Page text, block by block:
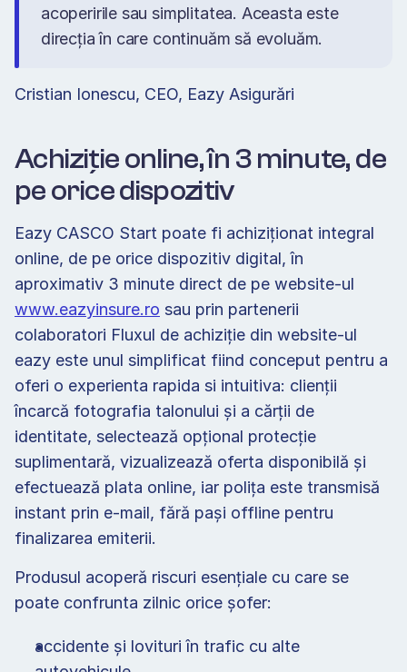
acoperirile sau simplitatea. Aceasta este
direcția în care continuăm să evoluăm.
Cristian Ionescu, CEO, Eazy Asigurări
Achiziție online, în 3 minute, de
pe orice dispozitiv
Eazy CASCO Start poate fi achiziționat integral
online, de pe orice dispozitiv digital, în
www.eazyinsure.ro sau prin partenerii
colaboratori Fluxul de achiziție din website-ul
eazy este unul simplificat fiind conceput pentru a
oferi o experienta rapida si intuitiva: clienții
încarcă fotografia talonului și a cărții de
identitate, selectează opțional protecție
suplimentară, vizualizează oferta disponibilă și
efectuează plata online, iar polița este transmisă
instant prin e-mail, fără pași offline pentru
finalizarea emiterii.
Produsul acoperă riscuri esențiale cu care se
poate confrunta zilnic orice şofer:
accidente şi lovituri în trafic cu alte